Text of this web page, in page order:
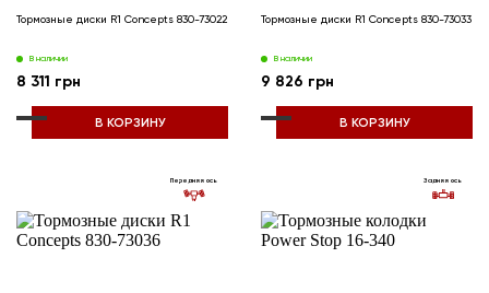
Тормозные диски R1 Concepts 830-73022
В наличии
8 311 грн
В КОРЗИНУ
Тормозные диски R1 Concepts 830-73033
В наличии
9 826 грн
В КОРЗИНУ
Передняя ось Задняя ось